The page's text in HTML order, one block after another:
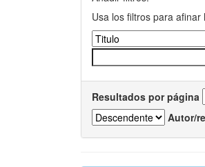
Usa los filtros para afinar
Resultados por página
Autor/